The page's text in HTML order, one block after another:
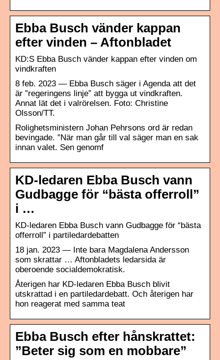
Ebba Busch vänder kappan
efter vinden – Aftonbladet
KD:S Ebba Busch vänder kappan efter vinden om
vindkraften
8 feb. 2023 — Ebba Busch säger i Agenda att det
är ”regeringens linje” att bygga ut vindkraften.
Annat lät det i valrörelsen. Foto: Christine
Olsson/TT.
Rolighetsministern Johan Pehrsons ord är redan
bevingade. ”När man går till val säger man en sak
innan valet. Sen genomf
KD-ledaren Ebba Busch vann
Gudbagge för “bästa offerroll”
i …
KD-ledaren Ebba Busch vann Gudbagge för “bästa
offerroll” i partiledardebatten
18 jan. 2023 — Inte bara Magdalena Andersson
som skrattar … Aftonbladets ledarsida är
oberoende socialdemokratisk.
Återigen har KD-ledaren Ebba Busch blivit
utskrattad i en partiledardebatt. Och återigen har
hon reagerat med samma teat
Ebba Busch efter hånskrattet:
”Beter sig som en mobbare”